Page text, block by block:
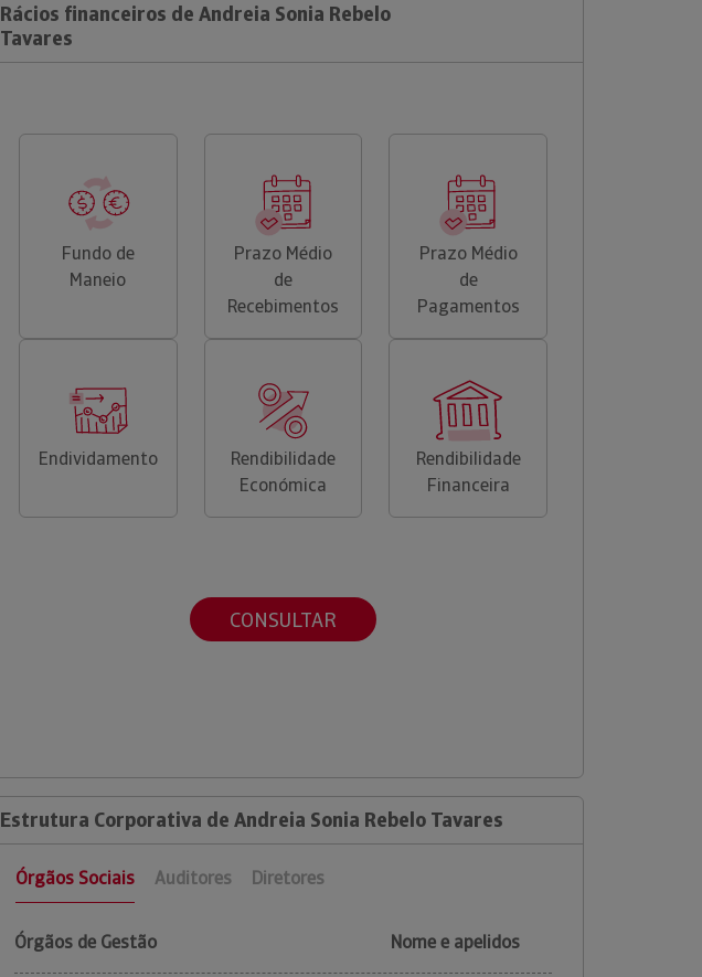
Rácios financeiros de Andreia Sonia Rebelo
Tavares
Fundo de
Maneio
Prazo Médio
de
Recebimentos
Prazo Médio
de
Pagamentos
Endividamento
Rendibilidade
Económica
Rendibilidade
Financeira
CONSULTAR
Estrutura Corporativa de Andreia Sonia Rebelo Tavares
Órgãos Sociais Auditores Diretores
Órgãos de Gestão Nome e apelidos